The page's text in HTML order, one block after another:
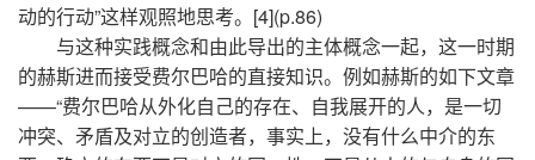
动的行动”这样观照地思考。[4](p.86)
与这种实践概念和由此导出的主体概念一起，这一时期
的赫斯进而接受费尔巴哈的直接知识。例如赫斯的如下文章
——“费尔巴哈从外化自己的存在、自我展开的人，是一切
冲突、矛盾及对立的创造者，事实上，没有什么中介的东